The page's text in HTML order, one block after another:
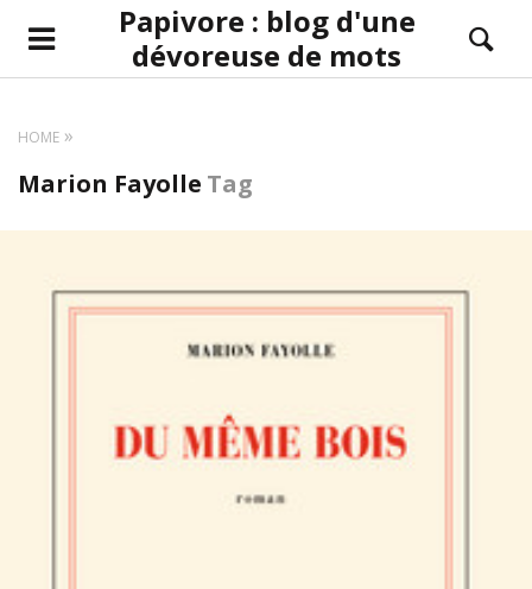
Papivore : blog d'une
dévoreuse de mots
HOME
Marion Fayolle Tag